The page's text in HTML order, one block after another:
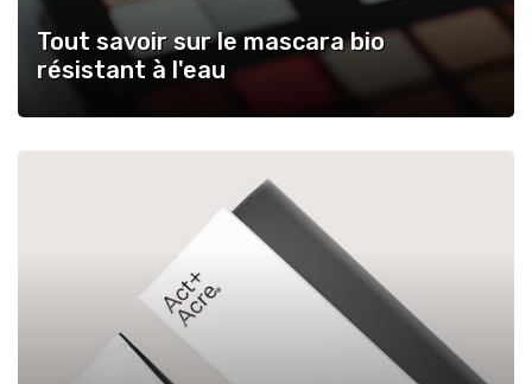
Tout savoir sur le mascara bio
résistant à l'eau